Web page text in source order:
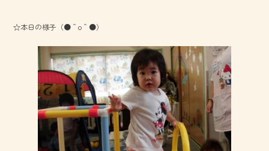
☆本日の様子（●＾o＾●）